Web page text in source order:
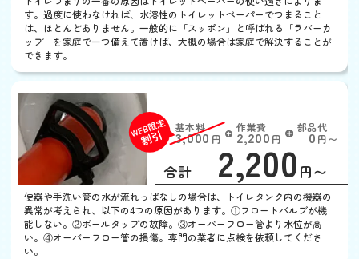
引
す。過度に使わなければ、水溶性のトイレットペーパーでつまること
は、ほとんどありません。一般的に「スッポン」と呼ばれる「ラバーカ
ップ」を家庭で一つ備えて置けば、大概の場合は家庭で解決することが
できます。
基本料
3,000 円 W
EB
限
定
割
引
作業費
2,200 円
部品代
0円〜
合計 2,200 円〜
便器や手洗い管の水が流れっぱなしの場合は、トイレタンク内の機器の
異常が考えられ、以下の4つの原因があります。①フロートバルブが機
能しない。②ボールタップの故障。③オーバーフロー管より水位が高
い。④オーバーフロー管の損傷。専門の業者に点検を依頼してくださ
い。